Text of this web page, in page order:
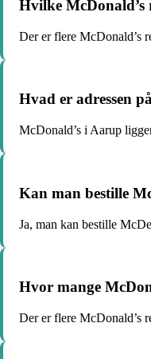
Hvilke
Der er flere McDonald’s
Hvad er adressen
McDonald’s i Aarup
Kan man bestille
Ja, man kan bestille
Hvor mange
Der er flere McDonald’s